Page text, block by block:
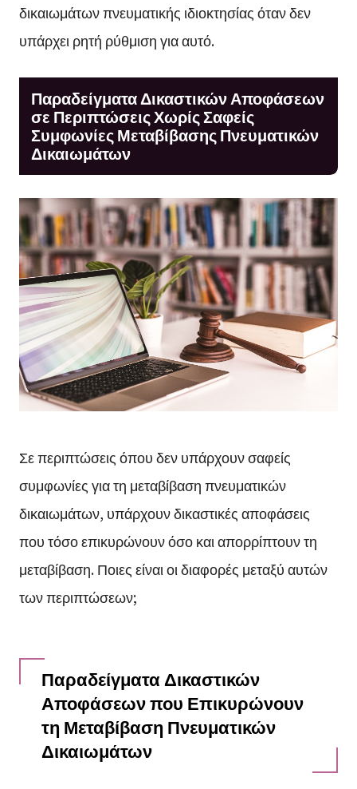
δικαιωμάτων πνευματικής ιδιοκτησίας όταν δεν
υπάρχει ρητή ρύθμιση για αυτό.
Παραδείγματα Δικαστικών Αποφάσεων
σε Περιπτώσεις Χωρίς Σαφείς
Συμφωνίες Μεταβίβασης Πνευματικών
Δικαιωμάτων
Σε περιπτώσεις όπου δεν υπάρχουν σαφείς
συμφωνίες για τη μεταβίβαση πνευματικών
δικαιωμάτων, υπάρχουν δικαστικές αποφάσεις
που τόσο επικυρώνουν όσο και απορρίπτουν τη
μεταβίβαση. Ποιες είναι οι διαφορές μεταξύ αυτών
των περιπτώσεων;
Παραδείγματα Δικαστικών
Αποφάσεων που Επικυρώνουν
τη Μεταβίβαση Πνευματικών
Δικαιωμάτων